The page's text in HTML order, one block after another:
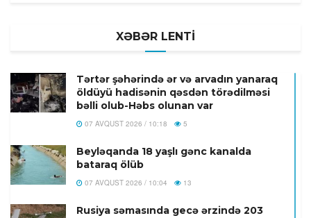
XƏBƏR LENTİ
Tərtər şəhərində ər və arvadın yanaraq
öldüyü hadisənin qəsdən törədilməsi
bəlli olub-Həbs olunan var
07 AVQUST 2026 / 10:18 5
Beyləqanda 18 yaşlı gənc kanalda
bataraq ölüb
07 AVQUST 2026 / 10:04 13
Rusiya səmasında gecə ərzində 203